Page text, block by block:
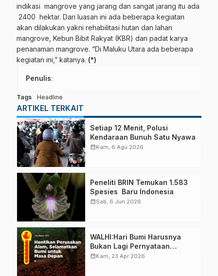
indikasi mangrove yang jarang dan sangat jarang itu ada
2400 hektar. Dari luasan ini ada beberapa kegiatan
akan dilakukan yakni rehabilitasi hutan dan lahan
mangrove, Kebun Bibit Rakyat (KBR) dan padat karya
penanaman mangrove. “Di Maluku Utara ada beberapa
kegiatan ini,” katanya. (*)
Penulis:
Tags Headline
ARTIKEL TERKAIT
Setiap 12 Menit, Polusi
Kendaraan Bunuh Satu Nyawa
calendar_monthKam, 6 Agu 2026
Peneliti BRIN Temukan 1.583
calendar_monthSab, 6 Jun 2026
WALHI:Hari Bumi Harusnya
Bukan Lagi Pernyataan
Normatif dan Komitmen
calendar_monthKam, 23 Apr 2026